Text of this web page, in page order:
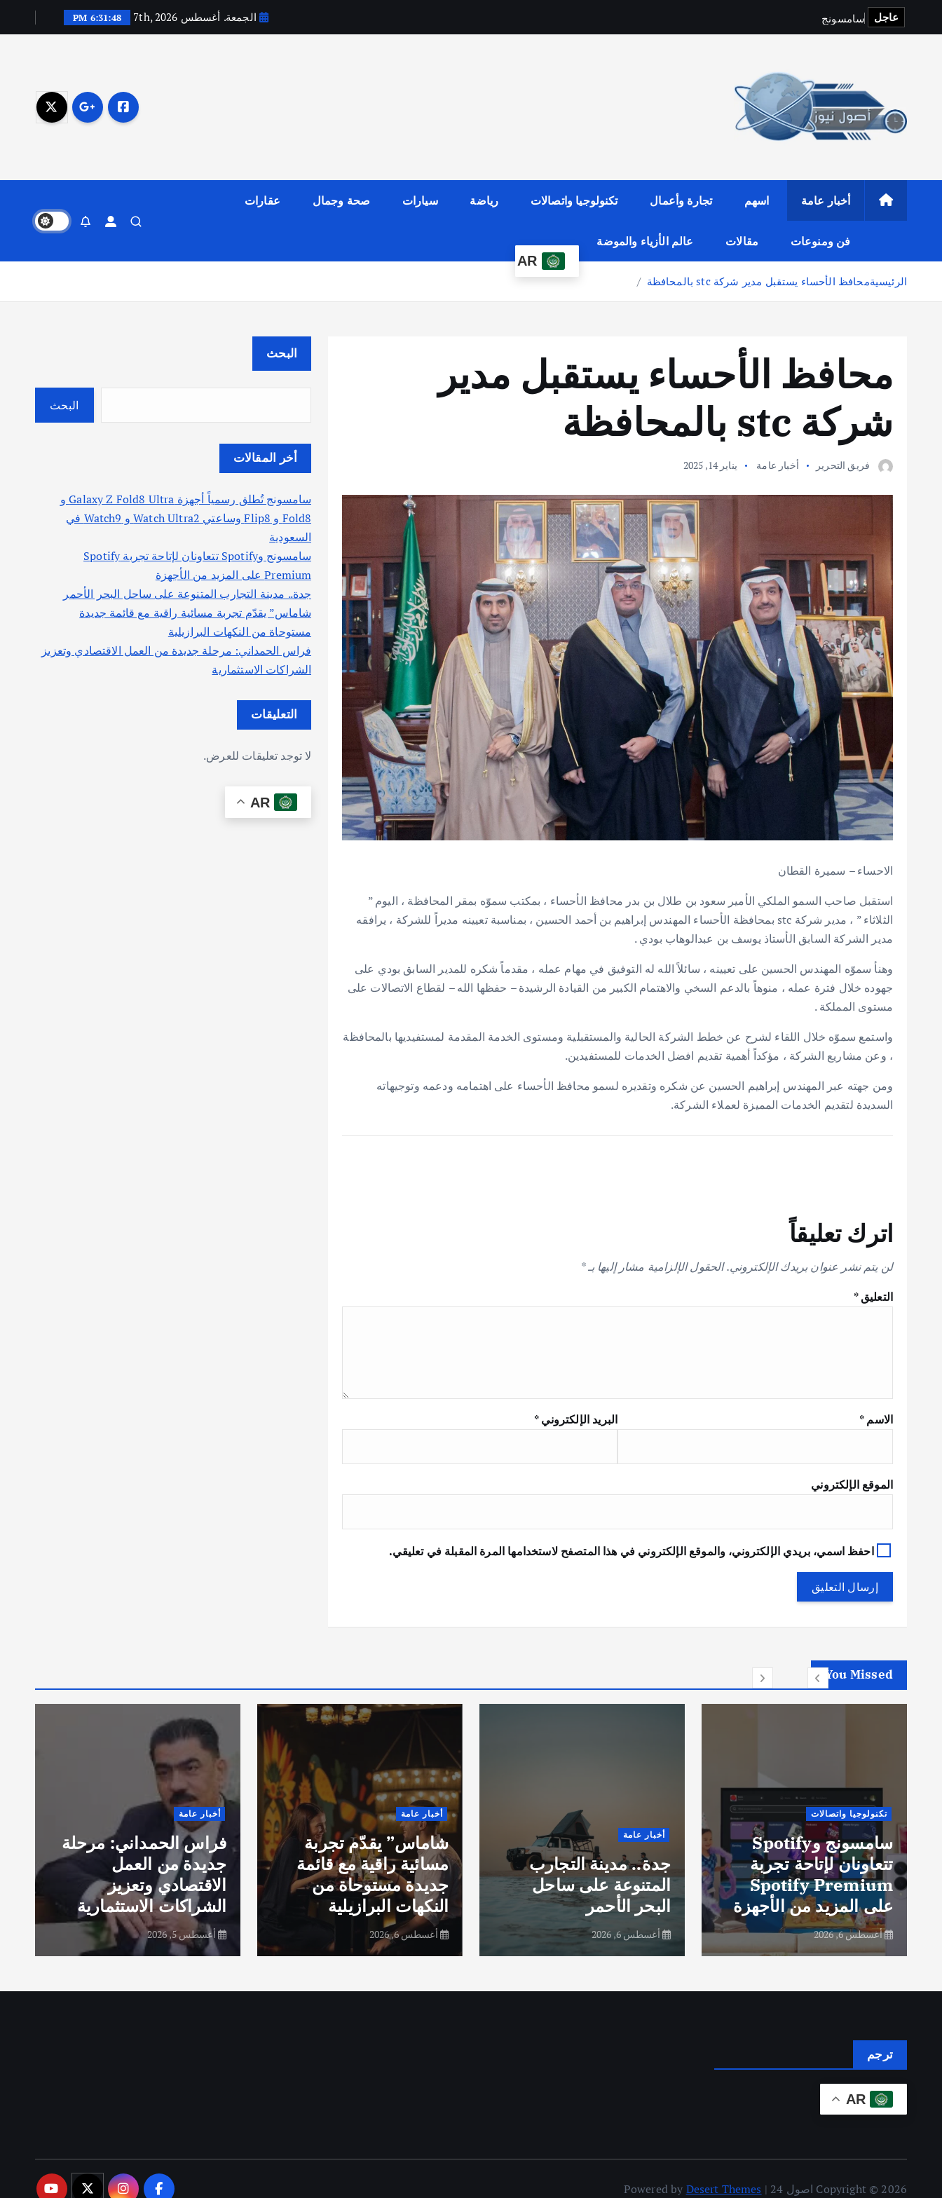
ى
عاجل سامسونج الجمعة. أغسطس 7th, 2026 6:31:49 PM
أخبار عامة اسهم تجارة وأعمال تكنولوجيا واتصالات رياضة سيارات صحة وجمال عقارات
فن ومنوعات مقالات
عالم الأزياء والموضة
AR
الرئيسيةمحافظ الأحساء يستقبل مدير شركة stc بالمحافظة
محافظ الأحساء يستقبل مدير
شركة stc بالمحافظة
فريق التحرير أخبار عامة يناير 14, 2025
الاحساء – سميرة القطان
‏‎استقبل صاحب السمو الملكي الأمير سعود بن طلال بن بدر محافظ الأحساء ، بمكتب سموّه بمقر المحافظة ، اليوم ”
الثلاثاء ” ، مدير شركة stc بمحافظة الأحساء المهندس إبراهيم بن أحمد الحسين ، بمناسبة تعيينه مديراً للشركة ، يرافقه
مدير الشركة السابق الأستاذ يوسف بن عبدالوهاب بودي .
وهنأ سموّه المهندس الحسين على تعيينه ، سائلاً الله له التوفيق في مهام عمله ، مقدماً شكره للمدير السابق بودي على
جهوده خلال فترة عمله ، منوهاً بالدعم السخي والاهتمام الكبير من القيادة الرشيدة – حفظها الله – لقطاع الاتصالات على
مستوى المملكة .
واستمع سموّه خلال اللقاء لشرح عن خطط الشركة الحالية والمستقبلية ومستوى الخدمة المقدمة لمستفيديها بالمحافظة
، وعن مشاريع الشركة ، مؤكداً أهمية تقديم افضل الخدمات للمستفيدين.
ومن جهته عبر المهندس إبراهيم الحسين عن شكره وتقديره لسمو محافظ الأحساء على اهتمامه ودعمه وتوجيهاته
السديدة لتقديم الخدمات المميزة لعملاء الشركة.
اترك تعليقاً
لن يتم نشر عنوان بريدك الإلكتروني. الحقول الإلزامية مشار إليها بـ*
التعليق*
الاسم* البريد الإلكتروني*
الموقع الإلكتروني
احفظ اسمي، بريدي الإلكتروني، والموقع الإلكتروني في هذا المتصفح لاستخدامها المرة المقبلة في تعليقي.
البحث
البحث
أخر المقالات
سامسونج تُطلق رسمياً أجهزة Galaxy Z Fold8 Ultra و
Fold8 و Flip8 وساعتي Watch Ultra2 و Watch9 في
السعودية
سامسونج وSpotify تتعاونان لإتاحة تجربة Spotify
Premium على المزيد من الأجهزة
جدة.. مدينة التجارب المتنوعة على ساحل البحر الأحمر
شاماس” يقدّم تجربة مسائية راقية مع قائمة جديدة
مستوحاة من النكهات البرازيلية
فراس الحمداني: مرحلة جديدة من العمل الاقتصادي وتعزيز
الشراكات الاستثمارية
التعليقات
لا توجد تعليقات للعرض.
AR
You Missed
تكنولوجيا واتصالات
سامسونج وSpotify
تتعاونان لإتاحة تجربة
Spotify Premium
على المزيد من الأجهزة
أغسطس 6, 2026
أخبار عامة
جدة.. مدينة التجارب
المتنوعة على ساحل
البحر الأحمر
أغسطس 6, 2026
أخبار عامة
شاماس” يقدّم تجربة
مسائية راقية مع قائمة
جديدة مستوحاة من
النكهات البرازيلية
أغسطس 6, 2026
أخبار عامة
فراس الحمداني: مرحلة
جديدة من العمل
الاقتصادي وتعزيز
الشراكات الاستثمارية
أغسطس 5, 2026
ترجم
AR
Copyright © 2026 اصول 24 | Powered by Desert Themes